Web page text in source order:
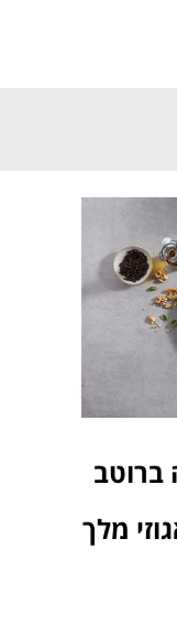
מנות חלביות
ברוטב
מלך